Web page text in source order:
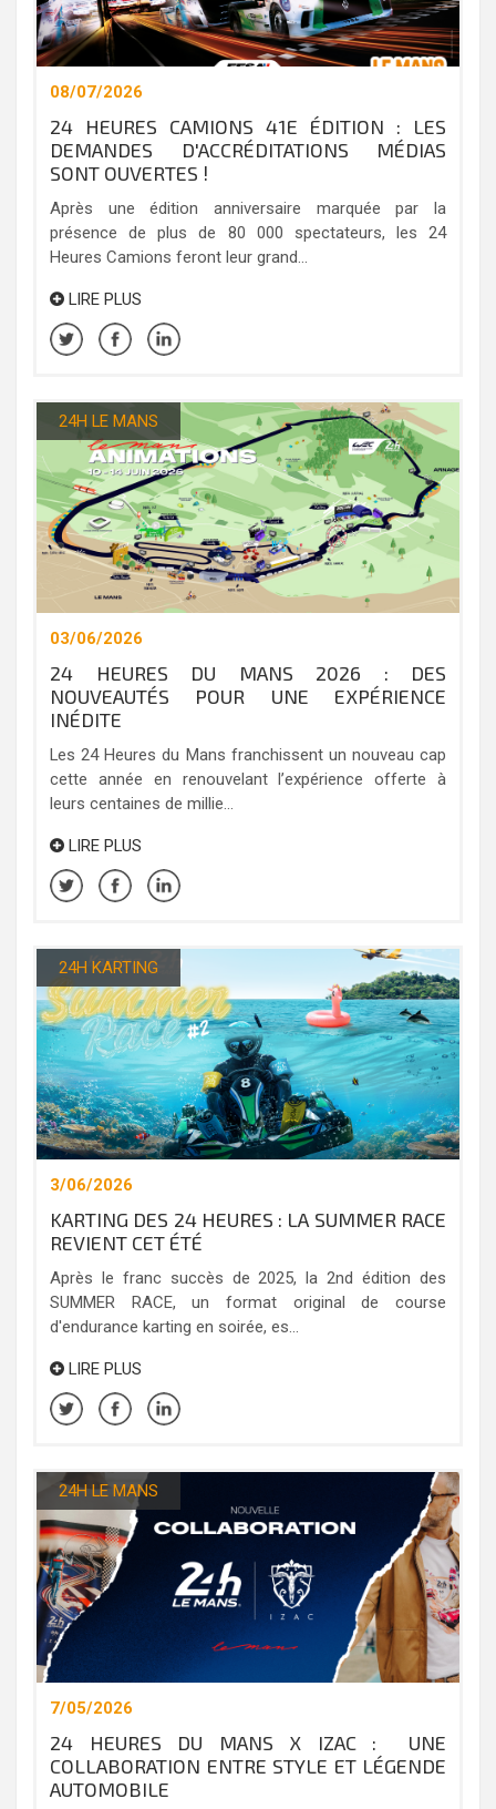
08/07/2026
24 HEURES CAMIONS 41E ÉDITION : LES
DEMANDES D'ACCRÉDITATIONS MÉDIAS
SONT OUVERTES !
Après une édition anniversaire marquée par la
présence de plus de 80 000 spectateurs, les 24
Heures Camions feront leur grand...
LIRE PLUS
24H LE MANS
03/06/2026
24 HEURES DU MANS 2026 : DES
NOUVEAUTÉS POUR UNE EXPÉRIENCE
INÉDITE
Les 24 Heures du Mans franchissent un nouveau cap
cette année en renouvelant l’expérience offerte à
leurs centaines de millie...
LIRE PLUS
24H KARTING
3/06/2026
KARTING DES 24 HEURES : LA SUMMER RACE
REVIENT CET ÉTÉ
Après le franc succès de 2025, la 2nd édition des
SUMMER RACE, un format original de course
d'endurance karting en soirée, es...
LIRE PLUS
24H LE MANS
7/05/2026
24 HEURES DU MANS X IZAC : UNE
COLLABORATION ENTRE STYLE ET LÉGENDE
AUTOMOBILE